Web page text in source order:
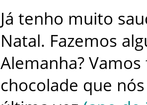
Já tenho muito
Natal. Fazemos
Alemanha? Vamos
chocolade que nós